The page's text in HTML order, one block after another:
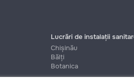
Lucrări de instalații
Chișinău
Bălți
Botanica